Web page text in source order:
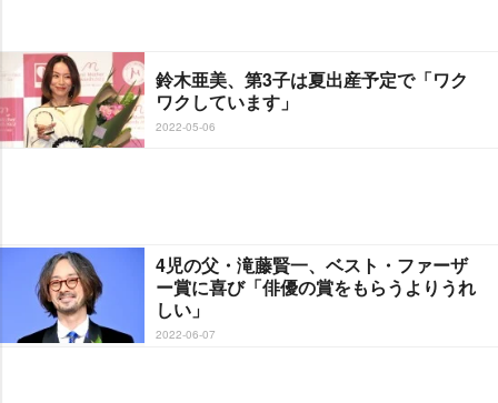
鈴木亜美、第3子は夏出産予定で「ワク
ワクしています」
2022-05-06
4児の父・滝藤賢一、ベスト・ファーザ
ー賞に喜び「俳優の賞をもらうよりうれ
しい」
2022-06-07